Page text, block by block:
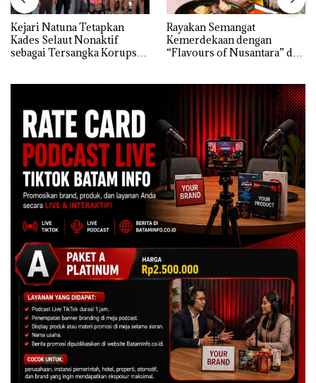
Kejari Natuna Tetapkan
Kades Selaut Nonaktif
sebagai Tersangka Korupsi
Rayakan Semangat
Kemerdekaan dengan
“Flavours of Nusantara” di